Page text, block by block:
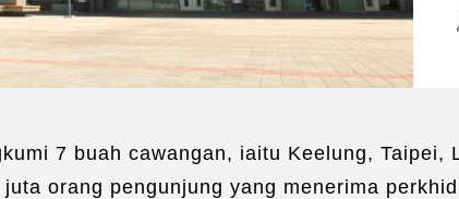
7 buah cawangan, iaitu Keelung,
orang pengunjung yang menerima